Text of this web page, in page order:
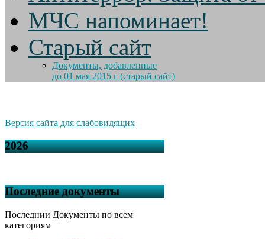
МЧС напоминает!
Старый сайт
Документы, добавленные
до 01 мая 2015 г (старый сайт)
Версия сайта для слабовидящих
2026
Последние документы
Последнии Документы по всем
категориям